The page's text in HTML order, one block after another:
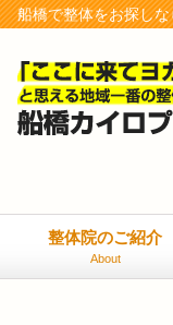
船橋で整体をお探し
整体院のご紹介
About